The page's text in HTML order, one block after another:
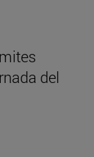
del